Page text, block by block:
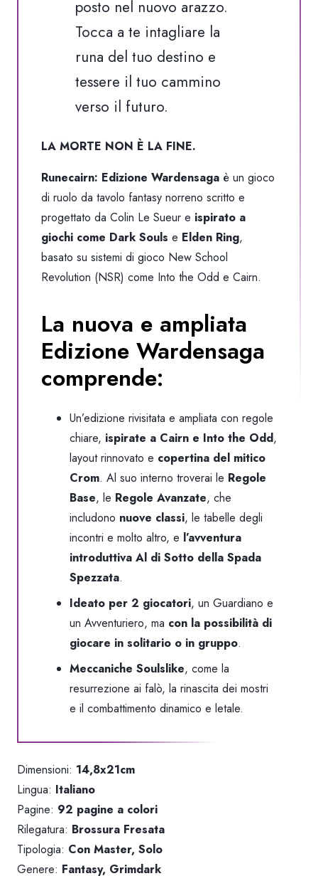
posto nel nuovo arazzo.
Tocca a te intagliare la
runa del tuo destino e
tessere il tuo cammino
verso il futuro.
LA MORTE NON È LA FINE.
Runecairn: Edizione Wardensaga è un gioco
di ruolo da tavolo fantasy norreno scritto e
progettato da Colin Le Sueur e ispirato a
giochi come Dark Souls e Elden Ring,
basato su sistemi di gioco New School
Revolution (NSR) come Into the Odd e Cairn.
La nuova e ampliata
Edizione Wardensaga
comprende:
Un’edizione rivisitata e ampliata con regole
chiare, ispirate a Cairn e Into the Odd,
layout rinnovato e copertina del mitico
Crom. Al suo interno troverai le Regole
Base, le Regole Avanzate, che
includono nuove classi, le tabelle degli
incontri e molto altro, e l’avventura
introduttiva Al di Sotto della Spada
Spezzata.
Ideato per 2 giocatori, un Guardiano e
un Avventuriero, ma con la possibilità di
giocare in solitario o in gruppo.
Meccaniche Soulslike, come la
resurrezione ai falò, la rinascita dei mostri
e il combattimento dinamico e letale.
Dimensioni: 14,8x21cm
Lingua: Italiano
Pagine: 92 pagine a colori
Rilegatura: Brossura Fresata
Tipologia: Con Master, Solo
Genere: Fantasy, Grimdark